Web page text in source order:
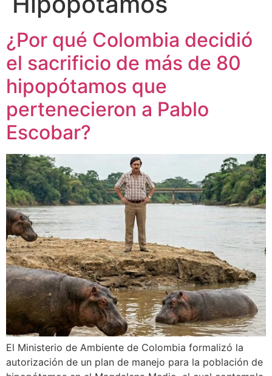
¿Por qué Colombia decidió
el sacrificio de más de 80
hipopótamos que
pertenecieron a Pablo
Escobar?
El Ministerio de Ambiente de Colombia formalizó la
autorización de un plan de manejo para la población de